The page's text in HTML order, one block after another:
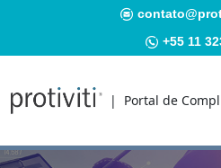
+55 11
| Portal de